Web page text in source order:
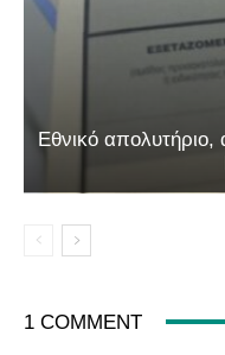
Εθνικό απολυτήριο,
1 COMMENT